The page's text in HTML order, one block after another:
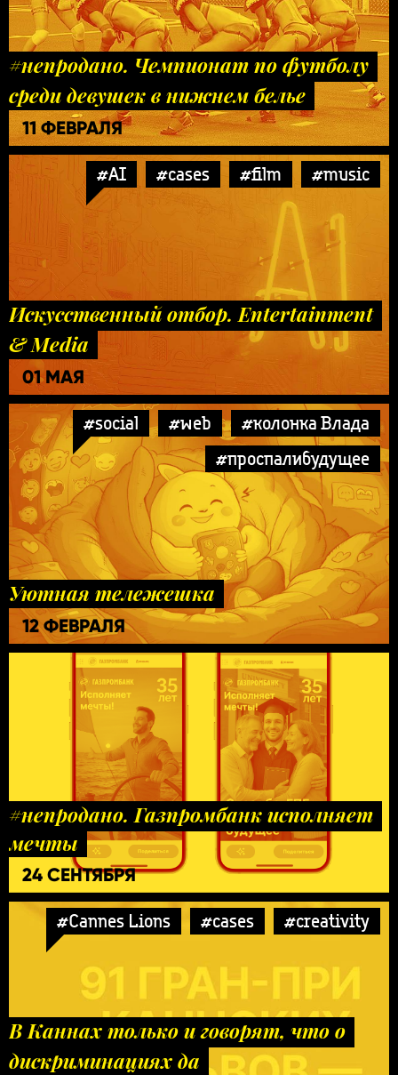
#непродано. Чемпионат по футболу
среди девушек в нижнем белье
11 ФЕВРАЛЯ
#AI #cases #film #music
Искусственный отбор. Entertainment
& Media
01 МАЯ
#social #web
#колонка Влада
#проспалибудущее
Уютная тележешка
12 ФЕВРАЛЯ
#непродано. Газпромбанк исполняет
мечты
24 СЕНТЯБРЯ
#Cannes Lions #cases #creativity
В Каннах только и говорят, что о
дискриминациях да